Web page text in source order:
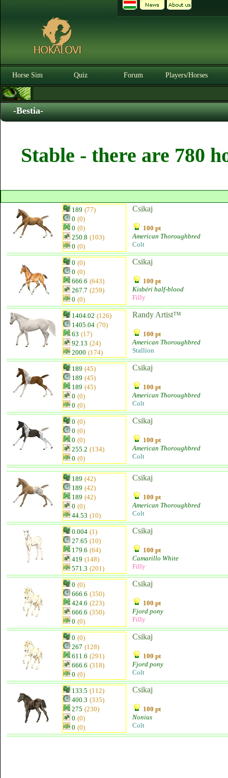
Horse Sim Quiz Forum Players/Horses
-Bestia-
Stable - there are 780
189 (77)
0 (0)
0 (0)
250.8 (103)
0 (0)
Csikaj
100 pt
American Thoroughbred
Colt
0 (0)
0 (0)
666.6 (643)
267.7 (259)
0 (0)
Csikaj
100 pt
Kisbéri half-blood
Filly
1404.02 (126)
1405.04 (70)
63 (17)
92.13 (24)
2000 (174)
Randy Artist™
100 pt
American Thoroughbred
Stallion
189 (45)
189 (45)
189 (45)
0 (0)
0 (0)
Csikaj
100 pt
American Thoroughbred
Colt
0 (0)
0 (0)
0 (0)
255.2 (134)
0 (0)
Csikaj
100 pt
American Thoroughbred
Colt
189 (42)
189 (42)
189 (42)
0 (0)
44.53 (10)
Csikaj
100 pt
American Thoroughbred
Colt
0.004 (1)
27.65 (10)
179.6 (64)
419 (148)
571.3 (201)
Csikaj
100 pt
Camarillo White
Filly
0 (0)
666.6 (350)
424.6 (223)
666.6 (350)
0 (0)
Csikaj
100 pt
Fjord pony
Filly
0 (0)
267 (128)
611.6 (291)
666.6 (318)
0 (0)
Csikaj
100 pt
Fjord pony
Colt
133.5 (112)
400.3 (335)
275 (230)
0 (0)
0 (0)
Csikaj
100 pt
Nonius
Colt